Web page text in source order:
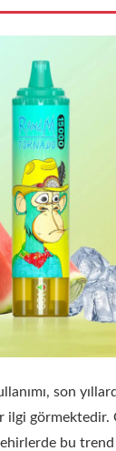
son
ilgi görmektedir.
bu trend